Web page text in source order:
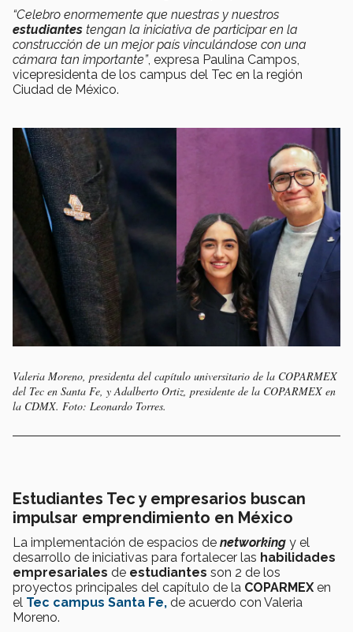
“Celebro enormemente que nuestras y nuestros
estudiantes tengan la iniciativa de participar en la
construcción de un mejor país vinculándose con una
cámara tan importante”, expresa Paulina Campos,
vicepresidenta de los campus del Tec en la región
Ciudad de México.
Valeria Moreno, presidenta del capítulo universitario de la COPARMEX
del Tec en Santa Fe, y Adalberto Ortiz, presidente de la COPARMEX en
la CDMX. Foto: Leonardo Torres.
Estudiantes Tec y empresarios buscan
impulsar emprendimiento en México
La implementación de espacios de networking y el
desarrollo de iniciativas para fortalecer las habilidades
empresariales de estudiantes son 2 de los
proyectos principales del capítulo de la COPARMEXen
el Tec campus Santa Fe, de acuerdo con Valeria
Moreno.